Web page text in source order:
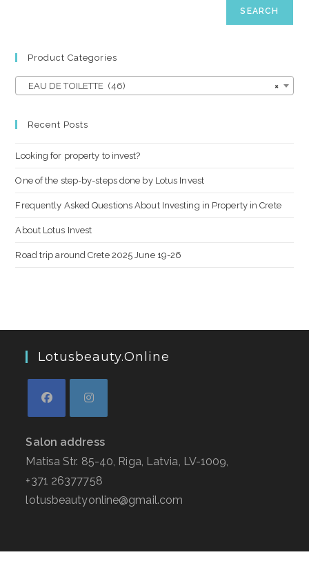
SEARCH
Product Categories
×
EAU DE TOILETTE (46)
Recent Posts
Looking for property to invest?
One of the step-by-steps done by Lotus Invest
Frequently Asked Questions About Investing in Property in Crete
About Lotus Invest
Road trip around Crete 2025 June 19-26
Lotusbeauty.online
Salon address
Matisa Str. 85-40, Riga, Latvia, LV-1009,
+371 26377758
lotusbeautyonline@gmail.com